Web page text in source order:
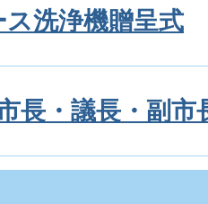
洗浄機贈呈式
長・議長・副市